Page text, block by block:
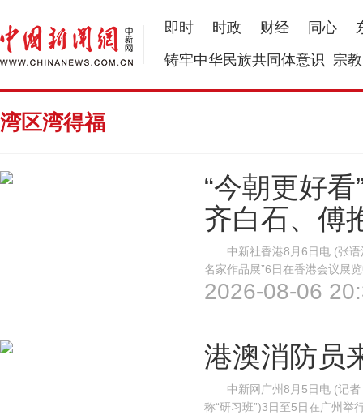
即时 时政 财经 同心
铸牢中华民族共同体意识 宗教
湾区湾得福
“今朝更好
齐白石、傅
中新社香港8月6日电 (张语
名家作品展”6日在香港会议展
山》等名家真迹，以及首次
2026-08-06
港澳消防员
中新网广州8月5日电 (记者
称“研习班”)3日至5日在广州举